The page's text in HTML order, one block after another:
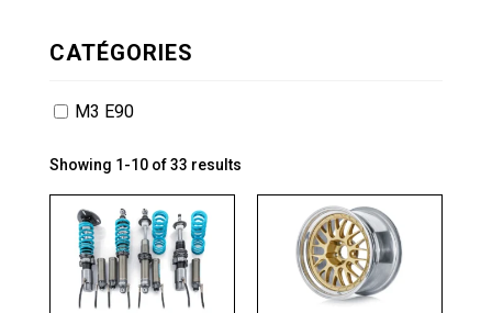
CATÉGORIES
M3 E90
Showing 1-10 of 33 results